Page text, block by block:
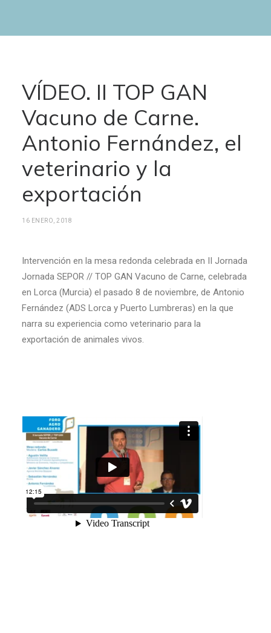
VÍDEO. II TOP GAN
Vacuno de Carne.
Antonio Fernández, el
veterinario y la
exportación
16 ENERO, 2018
Intervención en la mesa redonda celebrada en II Jornada
Jornada SEPOR // TOP GAN Vacuno de Carne, celebrada
en Lorca (Murcia) el pasado 8 de noviembre, de Antonio
Fernández (ADS Lorca y Puerto Lumbreras) en la que
narra su experiencia como veterinario para la
exportación de animales vivos.